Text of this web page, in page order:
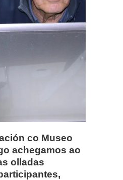
co Museo
achegamos ao
olladas